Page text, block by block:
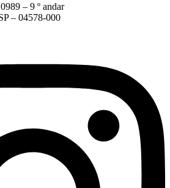
– 9 º andar
– 04578-000